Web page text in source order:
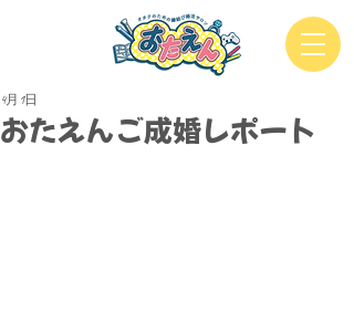
おたえんご成婚レポート
4月1日